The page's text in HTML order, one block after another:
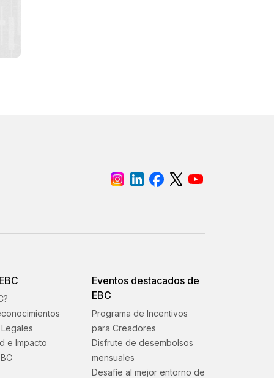
e Impacto
Eventos destacados de
EBC
Programa de Incentivos
para Creadores
Disfrute de desembolsos
mensuales
Desafíe al mejor entorno de